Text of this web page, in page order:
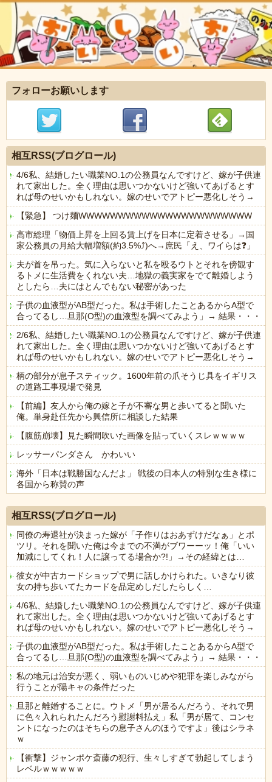
フォローお願いします
相互RSS(ブログロール)
4/6私、結婚したい職業NO.1の公務員なんですけど、嫁が子供連
れて家出した。全く理由は思いつかないけど強いてあげるとす
れば母のせいかもしれない。嫁のせいでアトピー悪化しそう→
【緊急】 つけ麺WWWWWWWWWWWWWWWWWWWWWW
高市総理「物価上昇を上回る賃上げを日本に定着させる」→国
家公務員の月給大幅増額(約3.5%⤴)へ→庶民「え、ワイらは❓」
夫が首を吊った。気に入らないと私を殴るウトとそれを傍観す
るトメに生活費をくれない夫…地獄の義実家をでて離婚しよう
としたら…夫にはとんでもない秘密があった
子供の血液型がAB型だった。私は手術したことあるからA型で
合ってるし…旦那(O型)の血液型を調べてみよう」→ 結果・・・
2/6私、結婚したい職業NO.1の公務員なんですけど、嫁が子供連
れて家出した。全く理由は思いつかないけど強いてあげるとす
れば母のせいかもしれない。嫁のせいでアトピー悪化しそう→
柄の部分が息子スティック。1600年前の爪そうじ具をイギリス
の道路工事現場で発見
【前編】友人から俺の嫁と子が不審な男と歩いてると聞いた
俺。単身赴任先から興信所に相談した結果
【腹筋崩壊】見た瞬間吹いた画像を貼っていくスレｗｗｗｗ
レッサーパンダさん かわいい
海外「日本は戦勝国なんだよ」 戦後の日本人の特別な生き様に
各国から称賛の声
相互RSS(ブログロール)
同僚の寿退社が決まった嫁が「子作りはおあずけだなぁ」とポ
ツリ。それを聞いた俺は今までの不満がブワーーッ！俺「いい
加減にしてくれ！人に譲ってる場合か?!」→その経緯とは…
彼女が中古カードショップで男に話しかけられた。いきなり彼
女の持ち歩いてたカードを品定めしだしたらしく…
4/6私、結婚したい職業NO.1の公務員なんですけど、嫁が子供連
れて家出した。全く理由は思いつかないけど強いてあげるとす
れば母のせいかもしれない。嫁のせいでアトピー悪化しそう→
子供の血液型がAB型だった。私は手術したことあるからA型で
合ってるし…旦那(O型)の血液型を調べてみよう」→ 結果・・・
私の地元は治安が悪く、弱いものいじめや犯罪を楽しみながら
行うことが陽キャの条件だった
旦那と離婚することに。ウトメ「男が居るんだろう、それで男
に色々入れられたんだろう慰謝料払え」私「男が居て、コンセ
ントになったのはそちらの息子さんのほうですよ」後はシラネ
ｗ
【衝撃】ジャンポケ斎藤の犯行、生々しすぎて勃起してしまう
レベルｗｗｗｗｗ